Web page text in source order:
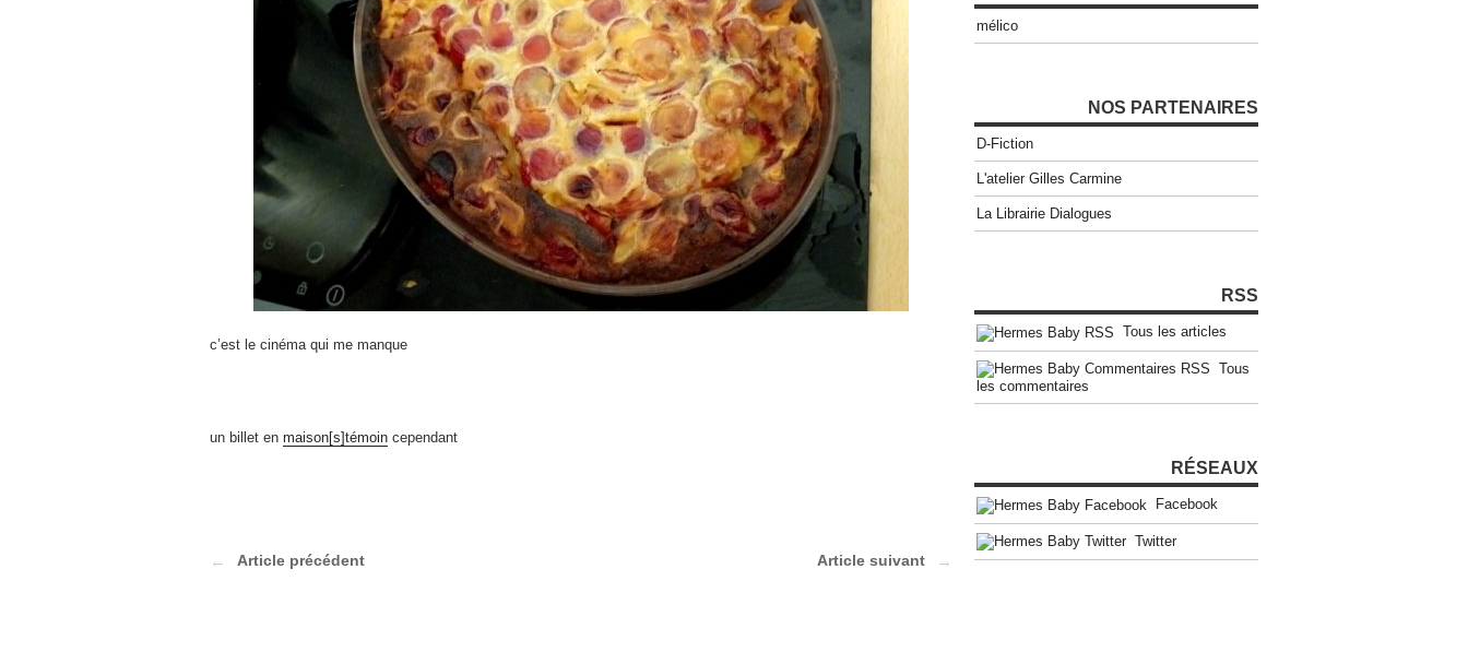
c’est le cinéma qui me manque
un billet en maison[s]témoin cependant
Article précédent Article suivant
mélico
NOS PARTENAIRES
D-Fiction
L'atelier Gilles Carmine
La Librairie Dialogues
RSS
Tous les articles
Tous
les commentaires
RÉSEAUX
Facebook
Twitter